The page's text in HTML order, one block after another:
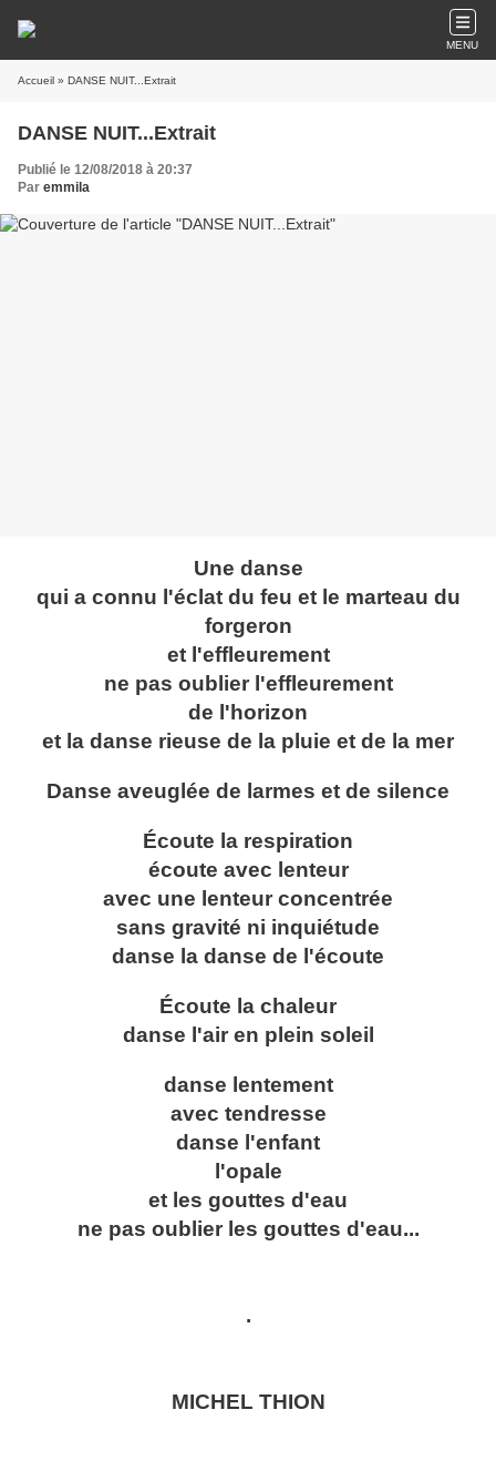
MENU
Accueil » DANSE NUIT...Extrait
DANSE NUIT...Extrait
Publié le 12/08/2018 à 20:37
Par emmila
Une danse
qui a connu l'éclat du feu et le marteau du
forgeron
et l'effleurement
ne pas oublier l'effleurement
de l'horizon
et la danse rieuse de la pluie et de la mer
Danse aveuglée de larmes et de silence
Écoute la respiration
écoute avec lenteur
avec une lenteur concentrée
sans gravité ni inquiétude
danse la danse de l'écoute
Écoute la chaleur
danse l'air en plein soleil
danse lentement
avec tendresse
danse l'enfant
l'opale
et les gouttes d'eau
ne pas oublier les gouttes d'eau...
.
MICHEL THION